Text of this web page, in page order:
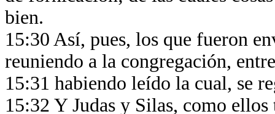
bien.
15:30 Así, pues, los que fueron
reuniendo a la congregación,
15:31 habiendo leído la cual, se
15:32 Y Judas y Silas, como